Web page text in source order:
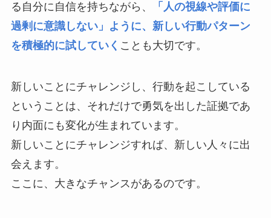
る自分に自信を持ちながら、
「人の視線や評価に
過剰に意識しない」ように、新しい行動パターン
を積極的に試していく ことも大切です。
新しいことにチャレンジし、行動を起こしている
ということは、それだけで勇気を出した証拠であ
り内面にも変化が生まれています。
新しいことにチャレンジすれば、新しい人々に出
会えます。
ここに、大きなチャンスがあるのです。